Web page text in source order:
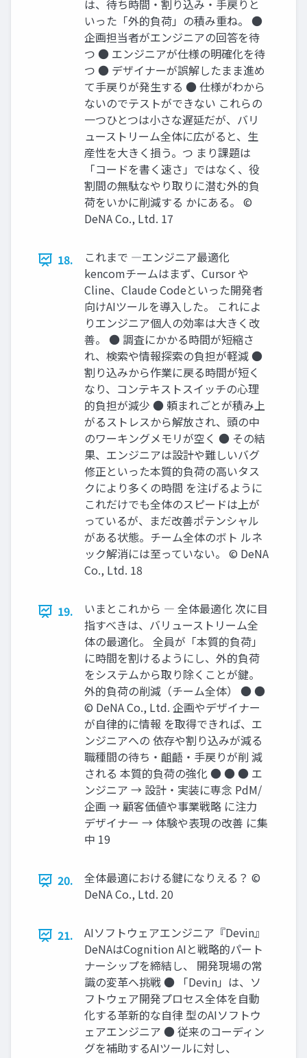
は、待ち時間・割り込み・手戻りと
いった「外的負荷」の積み重ね。 ●
企画担当者がエンジニアの回答を待
つ ● エンジニアが仕様の明確化を待
つ ● デザイナーが誤解したまま進め
て手戻りが発生する ● 仕様がわから
ないのでテストができない これらの
一つひとつは小さな遅延だが、バリ
ューストリーム全体に広がると、生
産性を大きく損う。つ まり課題は
「コードを書く速さ」ではなく、役
割間の無駄なやり取りに潜む外的負
荷をいかに削減する かにある。 ©
DeNA Co., Ltd. 17
18.
これまで ―エンジニア最適化
kencomチームはまず、Cursor や
Cline、Claude Codeといった開発者
向けAIツールを導入した。 これによ
りエンジニア個人の効率は大きく改
善。 ● 調査にかかる時間が短縮さ
れ、検索や情報探索の負担が軽減 ●
割り込みから作業に戻る時間が短く
なり、コンテキストスイッチの心理
的負担が減少 ● 頼まれごとが積み上
がるストレスから解放され、頭の中
のワーキングメモリが空く ● その結
果、エンジニアは設計や難しいバグ
修正といった本質的負荷の高いタス
クにより多くの時間 を注げるように
これだけでも全体のスピードは上が
っているが、まだ改善ポテンシャル
がある状態。チーム全体のボト ルネ
ック解消には至っていない。 © DeNA
Co., Ltd. 18
19.
いまとこれから ― 全体最適化 次に目
指すべきは、バリューストリーム全
体の最適化。 全員が「本質的負荷」
に時間を割けるようにし、外的負荷
をシステムから取り除くことが鍵。
外的負荷の削減（チーム全体） ● ●
© DeNA Co., Ltd. 企画やデザイナー
が自律的に情報 を取得できれば、エ
ンジニアへの 依存や割り込みが減る
職種間の待ち・齟齬・手戻りが削 減
される 本質的負荷の強化 ● ● ● エ
ンジニア → 設計・実装に専念 PdM/
企画 → 顧客価値や事業戦略 に注力
デザイナー → 体験や表現の改善 に集
中 19
20.
全体最適における鍵になりえる？ ©
DeNA Co., Ltd. 20
21.
AIソフトウェアエンジニア『Devin』
DeNAはCognition AIと戦略的パート
ナーシップを締結し、 開発現場の常
識の変革へ挑戦 ● 「Devin」は、ソ
フトウェア開発プロセス全体を自動
化する革新的な自律 型のAIソフトウ
ェアエンジニア ● 従来のコーディン
グを補助するAIツールに対し、